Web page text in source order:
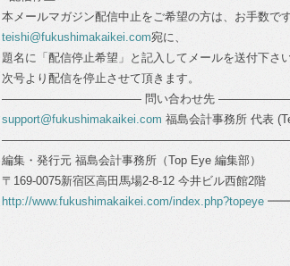
本メールマガジン配信中止をご希望の方は、お手数で
teishi@fukushimakaikei.com宛に、
題名に「配信停止希望」と記入してメールを送付下さい
次号より配信を停止させて頂きます。
―――――――――――― 問い合わせ先
support@fukushimakaikei.com 福島会計事務所 代表
編集・発行元 福島会計事務所（Top Eye 編集部）
〒169-0075新宿区高田馬場2-8-12 今井ビル西館2階
http://www.fukushimakaikei.com/index.php?topeye